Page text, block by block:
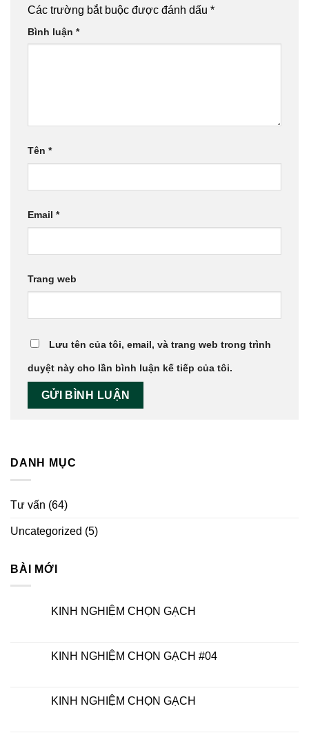
Các trường bắt buộc được đánh dấu *
Bình luận *
Tên *
Email *
Trang web
Lưu tên của tôi, email, và trang web trong trình
duyệt này cho lần bình luận kế tiếp của tôi.
DANH MỤC
Tư vấn (64)
Uncategorized (5)
BÀI MỚI
KINH NGHIỆM CHỌN GẠCH
KINH NGHIỆM CHỌN GẠCH #04
KINH NGHIỆM CHỌN GẠCH